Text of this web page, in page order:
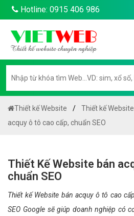
Hotline: 0915 406 986
Thiết kế Website Thiết kế Website
acquy ô tô cao cấp, chuẩn SEO
Thiết Kế Website bán
chuẩn SEO
Thiết kế Website bán acquy ô tô cao
SEO Google sẽ giúp doanh nghiệp có